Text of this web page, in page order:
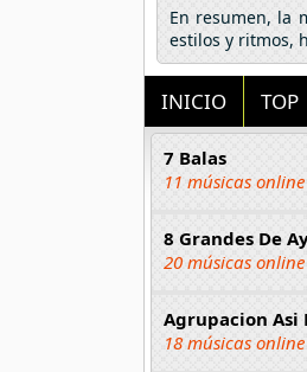
En resumen, la
estilos y ritmos,
INICIO TOP
7 Balas
11 músicas online
8 Grandes De
20 músicas online
Agrupacion Asi
18 músicas online